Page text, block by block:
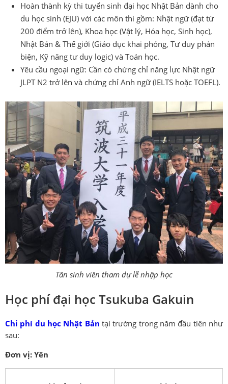
Hoàn thành kỳ thi tuyển sinh đại học Nhật Bản dành cho
du học sinh (EJU) với các môn thi gồm: Nhật ngữ (đạt từ
200 điểm trở lên), Khoa học (Vật lý, Hóa học, Sinh học),
Nhật Bản & Thế giới (Giáo dục khai phóng, Tư duy phản
biện, Kỹ năng tư duy logic) và Toán học.
Yêu cầu ngoại ngữ: Cần có chứng chỉ năng lực Nhật ngữ
JLPT N2 trở lên và chứng chỉ Anh ngữ (IELTS hoặc TOEFL).
Tân sinh viên tham dự lễ nhập học
Học phí đại học Tsukuba Gakuin
Chi phí du học Nhật Bản tại trường trong năm đầu tiên như
sau:
Đơn vị: Yên